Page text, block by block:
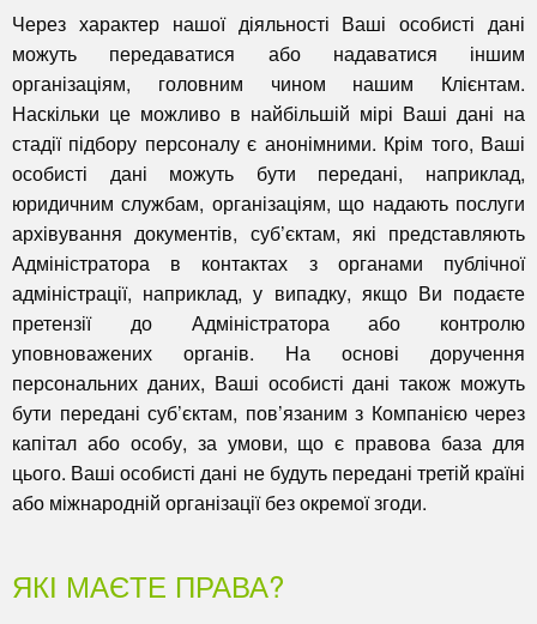
Через характер нашої діяльності Ваші особисті дані
можуть передаватися або надаватися іншим
організаціям, головним чином нашим Клієнтам.
Наскільки це можливо в найбільшій мірі Ваші дані на
стадії підбору персоналу є анонімними. Крім того, Ваші
особисті дані можуть бути передані, наприклад,
юридичним службам, організаціям, що надають послуги
архівування документів, суб’єктам, які представляють
Адміністратора в контактах з органами публічної
адміністрації, наприклад, у випадку, якщо Ви подаєте
претензії до Адміністратора або контролю
уповноважених органів. На основі доручення
персональних даних, Ваші особисті дані також можуть
бути передані суб’єктам, пов’язаним з Компанією через
капітал або особу, за умови, що є правова база для
цього. Ваші особисті дані не будуть передані третій країні
або міжнародній організації без окремої згоди.
ЯКІ МАЄТЕ ПРАВА?